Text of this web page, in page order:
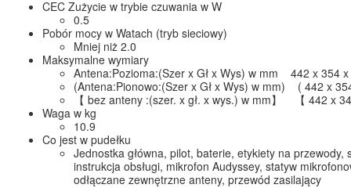
CEC Zużycie w trybie czuwania w W
0.5
Pobór mocy w Watach (tryb sieciowy)
Mniej niż 2.0
Maksymalne wymiary
Antena:Pozioma:(Szer x Gł x Wys) w mm 442 x 354
(Antena:Pionowo:(Szer x Gł x Wys) w mm) ( 442 x
【 bez anteny :(szer. x gł. x wys.) w mm】 【 442 x
Waga w kg
10.9
Co jest w pudełku
Jednostka główna, pilot, baterie, etykiety na przewody,
instrukcja obsługi, mikrofon Audyssey, statyw
odłączane zewnętrzne anteny, przewód zasilający